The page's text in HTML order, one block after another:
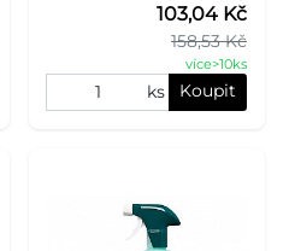
158,53 Kč
103,04 Kč
více>10ks
ks Koupit